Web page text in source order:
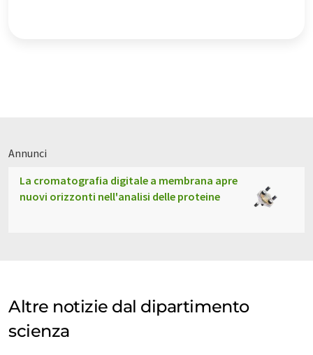
Annunci
La cromatografia digitale a membrana apre
nuovi orizzonti nell'analisi delle proteine
Altre notizie dal dipartimento
scienza